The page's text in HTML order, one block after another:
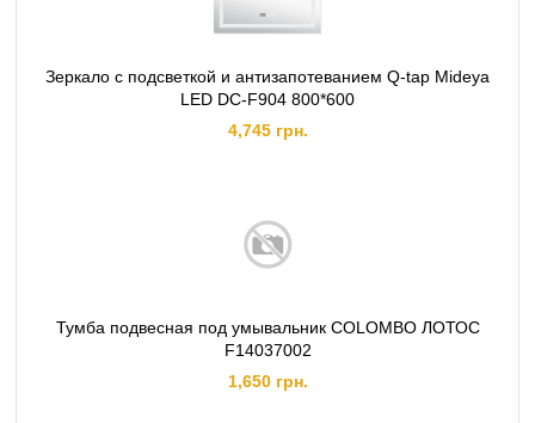
Зеркало с подсветкой и антизапотеванием Q-tap Mideya
LED DC-F904 800*600
4,745 грн.
Тумба подвесная под умывальник COLOMBO ЛОТОС
F14037002
1,650 грн.